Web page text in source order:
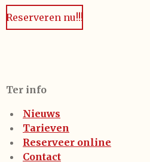
Reserveren nu!!!
Ter info
Nieuws
Tarieven
Reserveer online
Contact